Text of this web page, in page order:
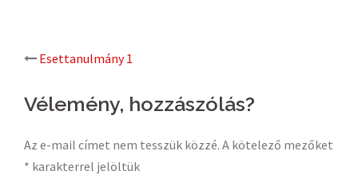
Post
navigation
Esettanulmány 1
Vélemény, hozzászólás?
Az e-mail címet nem tesszük közzé. A kötelező mezőket
* karakterrel jelöltük